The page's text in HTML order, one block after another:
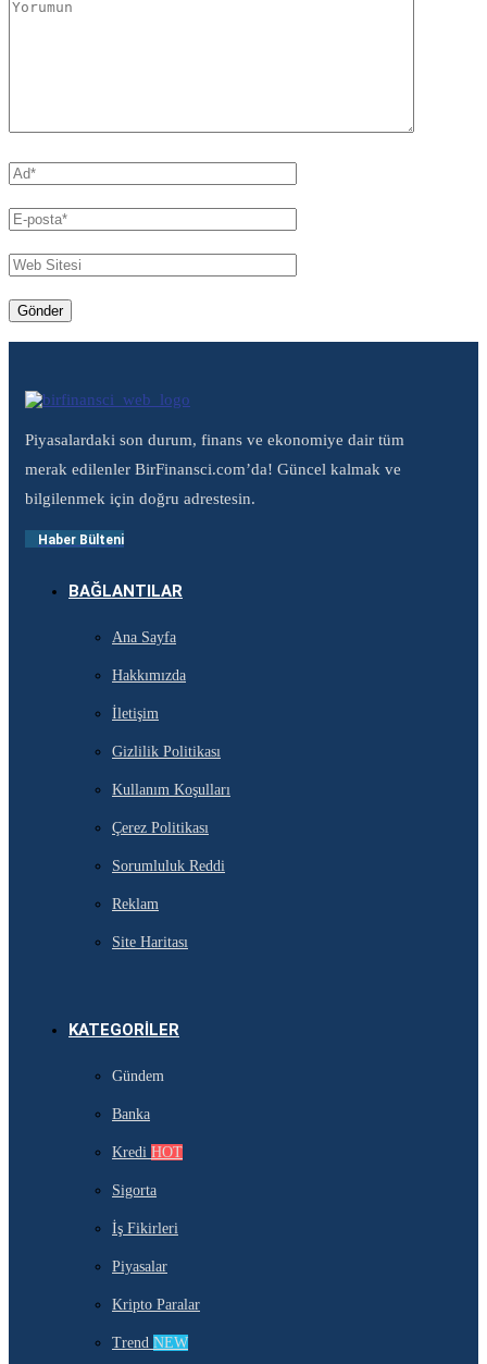
Piyasalardaki son durum, finans ve ekonomiye dair tüm
merak edilenler BirFinansci.com’da! Güncel kalmak ve
bilgilenmek için doğru adrestesin.
Haber Bülteni
BAĞLANTILAR
Ana Sayfa
Hakkımızda
İletişim
Gizlilik Politikası
Kullanım Koşulları
Çerez Politikası
Sorumluluk Reddi
Reklam
Site Haritası
KATEGORILER
Gündem
Banka
Kredi HOT
Sigorta
İş Fikirleri
Piyasalar
Kripto Paralar
Trend NEW